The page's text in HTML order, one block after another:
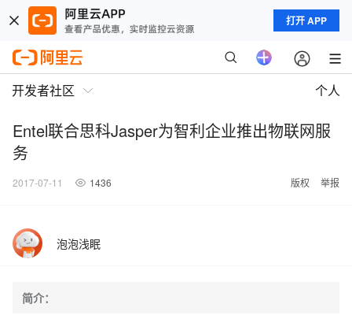
打开 APP
开发者社区 个人
Entel联合思科Jasper为智利企业推出物联网服
务
2017-07-11 1436 版权 举报
泡泡浅眠
简介：